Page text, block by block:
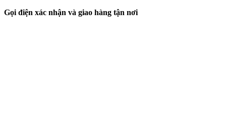
Gọi điện xác nhận và giao hàng tận nơi